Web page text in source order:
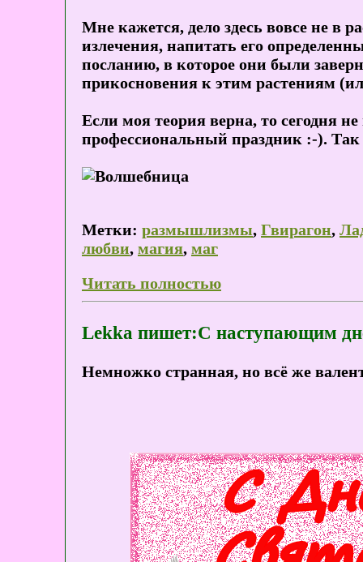
Мне кажется, дело здесь вовсе не в
излечения, напитать его
посланию, в которое они были
прикосновения к этим растениям
Если моя теория верна, то сегодня
профессиональный праздник :-).
Метки: размышлизмы, Гвирагон,
любви, магия, маг
Читать полностью
Lekka пишет:С наступающим
Немножко странная, но всё же